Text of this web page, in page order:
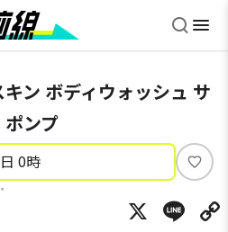
ン ボディウォッシュ サ
ンプ
0時
い
ね
X